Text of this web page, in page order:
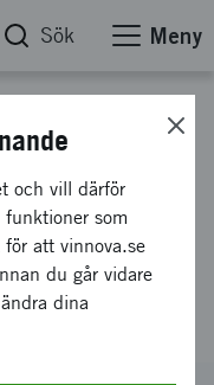
Sök Meny
Klinisk
invasiv
av
och vill därför
som
att vinnova.se
du går vidare
dina